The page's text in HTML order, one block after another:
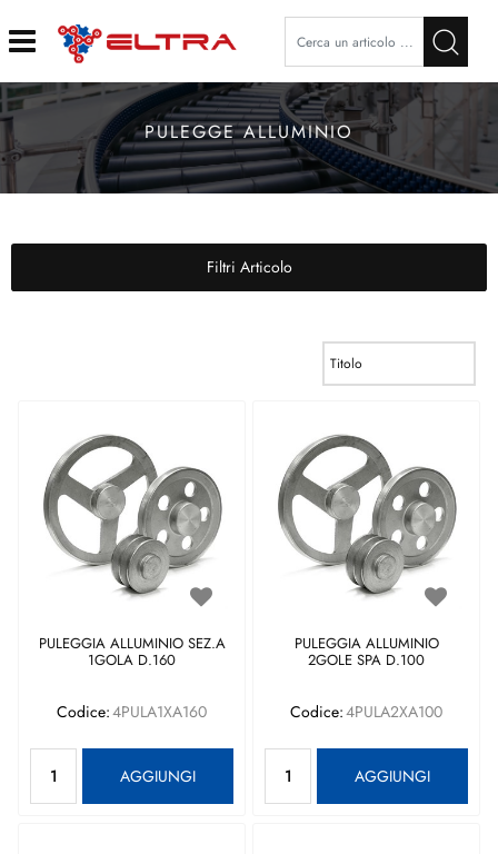
Open
PULEGGE ALLUMINIO
Filtri Articolo
PULEGGIA ALLUMINIO SEZ.A
1GOLA D.160
Codice:4PULA1XA160
AGGIUNGI
PULEGGIA ALLUMINIO
2GOLE SPA D.100
Codice:4PULA2XA100
AGGIUNGI